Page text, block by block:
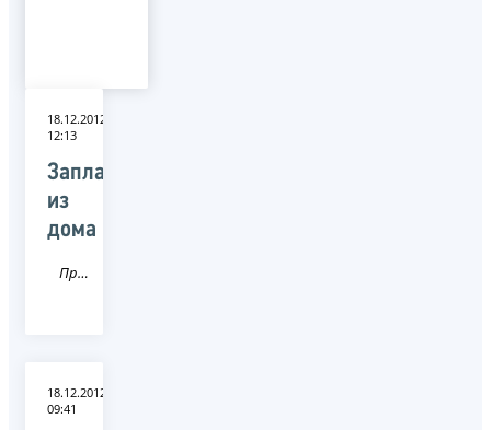
18.12.2012
12:13
Заплати
из
дома
Пресса
18.12.2012
09:41